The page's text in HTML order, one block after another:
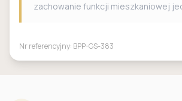
zachowanie funkcji mieszkaniowej
Nr referencyjny: BPP-GS-383